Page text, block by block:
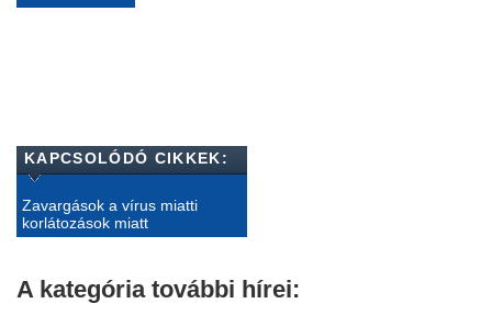
KAPCSOLÓDÓ CIKKEK:
Zavargások a vírus miatti
korlátozások miatt
A kategória további hírei: